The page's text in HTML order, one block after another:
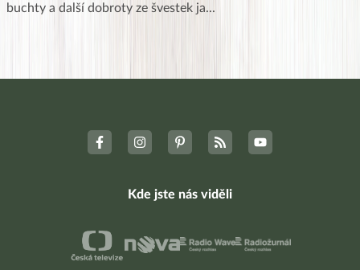
buchty a další dobroty ze švestek ja...
Kde jste nás viděli